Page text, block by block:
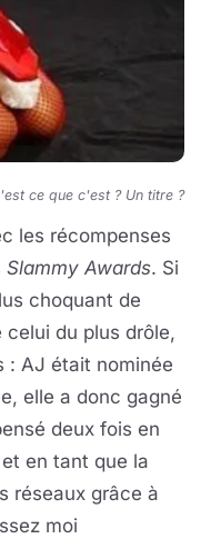
ce que c'est ? Un titre ?
les récompenses
Slammy Awards. Si
choquant de
celui du plus drôle,
: AJ était nominée
elle a donc gagné
deux fois en
en tant que la
réseaux grâce à
moi